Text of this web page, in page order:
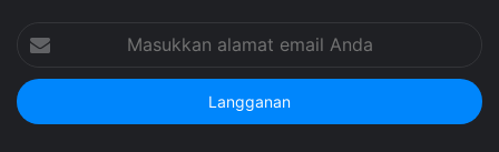
alamat
email
Anda